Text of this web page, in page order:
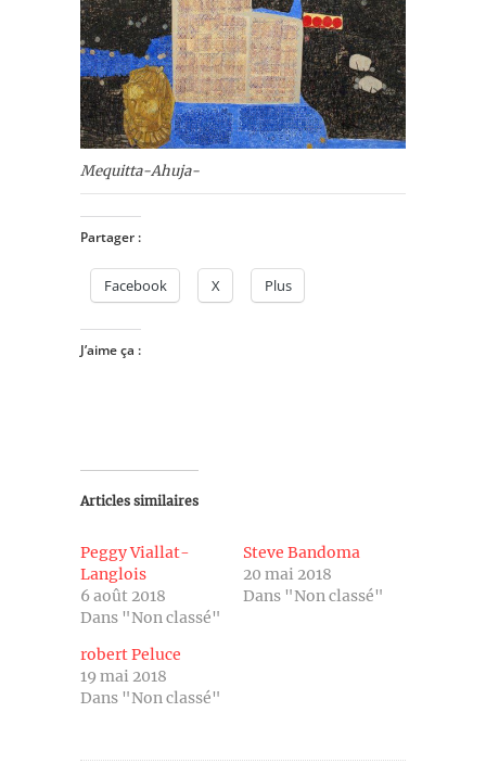
Mequitta-Ahuja-
Partager :
Facebook X Plus
J’aime ça :
Articles similaires
Peggy Viallat-
Langlois
6 août 2018
Dans "Non classé"
Steve Bandoma
20 mai 2018
Dans "Non classé"
robert Peluce
19 mai 2018
Dans "Non classé"